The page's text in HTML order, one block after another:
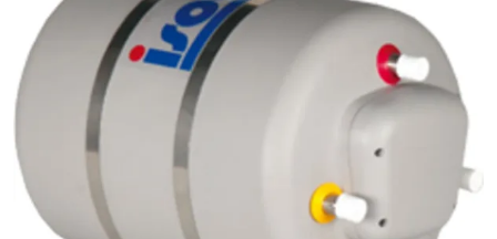
Motor/Styring
Fortøyning